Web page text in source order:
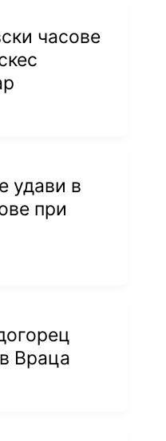
часове
удави в
при
Враца